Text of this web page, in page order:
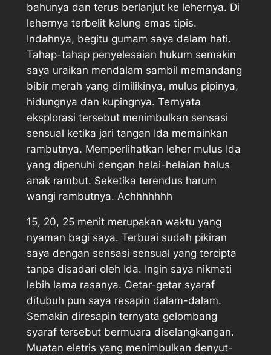
bahunya dan terus berlanjut ke lehernya. Di
lehernya terbelit kalung emas tipis.
Indahnya, begitu gumam saya dalam hati.
Tahap-tahap penyelesaian hukum semakin
saya uraikan mendalam sambil memandang
bibir merah yang dimilikinya, mulus pipinya,
hidungnya dan kupingnya. Ternyata
eksplorasi tersebut menimbulkan sensasi
sensual ketika jari tangan Ida memainkan
rambutnya. Memperlihatkan leher mulus Ida
yang dipenuhi dengan helai-helaian halus
anak rambut. Seketika terendus harum
wangi rambutnya. Achhhhhhh
15, 20, 25 menit merupakan waktu yang
nyaman bagi saya. Terbuai sudah pikiran
saya dengan sensasi sensual yang tercipta
tanpa disadari oleh Ida. Ingin saya nikmati
lebih lama rasanya. Getar-getar syaraf
ditubuh pun saya resapin dalam-dalam.
Semakin diresapin ternyata gelombang
syaraf tersebut bermuara diselangkangan.
Muatan eletris yang menimbulkan denyut-